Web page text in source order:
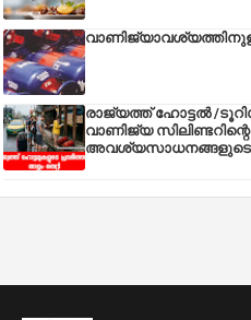
വാണിജ്യാവശ്യത്തിനുള്ള
രാജ്യത്ത് ഹോട്ടൽ /
വാണിജ്യ സിലിണ്ടറിന്റെ
അവശ്യസാധനങ്ങളുടെ